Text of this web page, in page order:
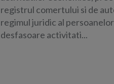
registrul comertului si de
regimul juridic al
desfasoare activitati...